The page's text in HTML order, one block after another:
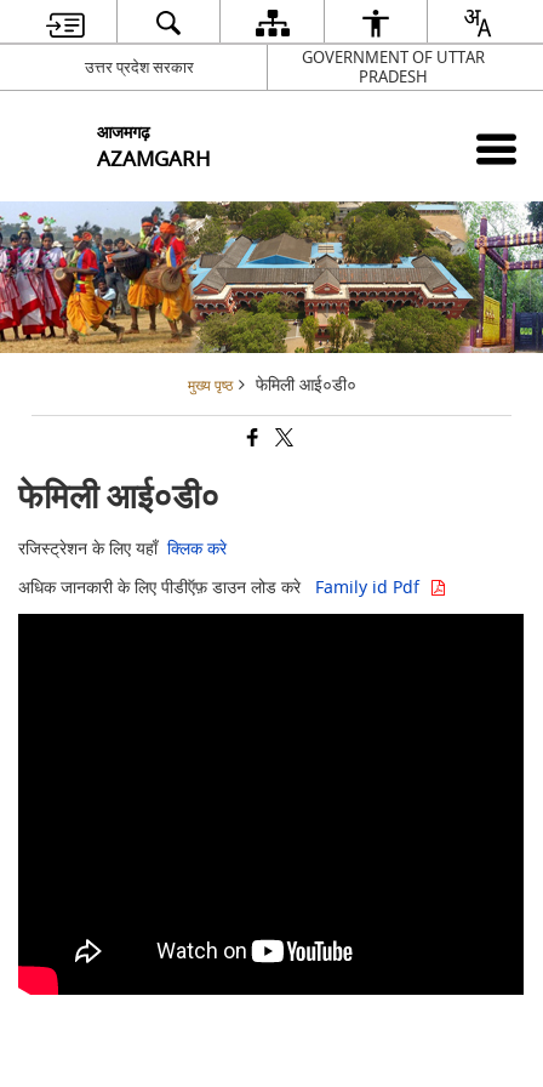
उत्तर प्रदेश सरकार
GOVERNMENT OF UTTAR
PRADESH
आजमगढ़
AZAMGARH
मुख्य पृष्ठ फेमिली आई०डी०
फेमिली आई०डी०
रजिस्ट्रेशन के लिए यहाँ क्लिक करे
अधिक जानकारी के लिए पीडीऍफ़ डाउन लोड करे Family id Pdf